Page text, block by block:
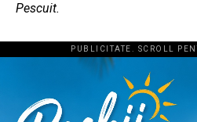
Pescuit.
PUBLICITATE. SCROLL